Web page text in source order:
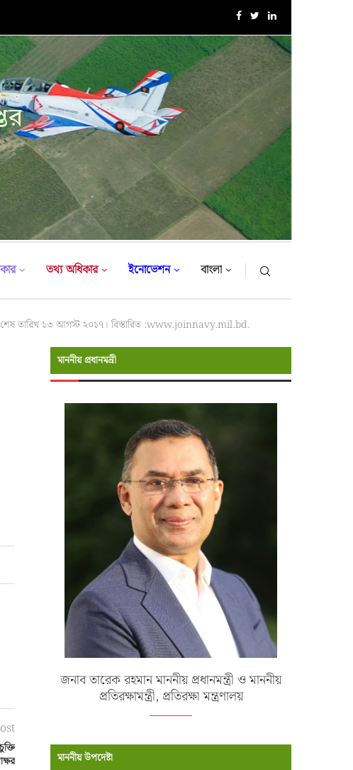
এক্সারসাইজ টাইগার লাইটনিং-২০২৬ এর উদ্বোধনী অনুষ্ঠান
তথ্য অধিকার ইনোভেশন বাংলা
শেষ তারিখ ১৩ আগস্ট ২০১৭। বিস্তারিত :www.joinnavy.mil.bd.
মাননীয় প্রধানমন্রী
জনাব তারেক রহমান মাননীয় প্রধানমন্ত্রী ও মাননীয়
প্রতিরক্ষামন্ত্রী, প্রতিরক্ষা মন্ত্রণালয়
মাননীয় উপদেষ্টা